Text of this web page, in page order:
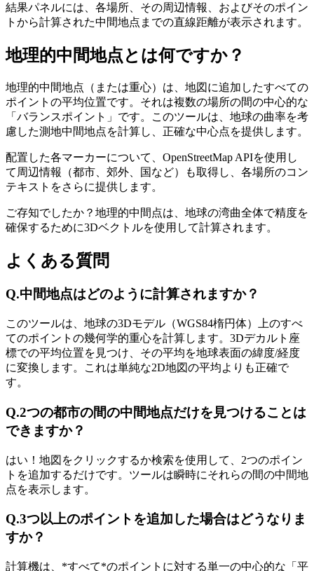
結果パネルには、各場所、その周辺情報、およびそのポイン
トから計算された中間地点までの直線距離が表示されます。
地理的中間地点とは何ですか？
地理的中間地点（または重心）は、地図に追加したすべての
ポイントの平均位置です。それは複数の場所の間の中心的な
「バランスポイント」です。このツールは、地球の曲率を考
慮した測地中間地点を計算し、正確な中心点を提供します。
配置した各マーカーについて、OpenStreetMap APIを使用し
て周辺情報（都市、郊外、国など）も取得し、各場所のコン
テキストをさらに提供します。
ご存知でしたか？地理的中間点は、地球の湾曲全体で精度を
確保するために3Dベクトルを使用して計算されます。
よくある質問
Q.中間地点はどのように計算されますか？
このツールは、地球の3Dモデル（WGS84楕円体）上のすべ
てのポイントの幾何学的重心を計算します。3Dデカルト座
標での平均位置を見つけ、その平均を地球表面の緯度/経度
に変換します。これは単純な2D地図の平均よりも正確で
す。
Q.2つの都市の間の中間地点だけを見つけることは
できますか？
はい！地図をクリックするか検索を使用して、2つのポイン
トを追加するだけです。ツールは瞬時にそれらの間の中間地
点を表示します。
Q.3つ以上のポイントを追加した場合はどうなりま
すか？
計算機は、*すべて*のポイントに対する単一の中心的な「平